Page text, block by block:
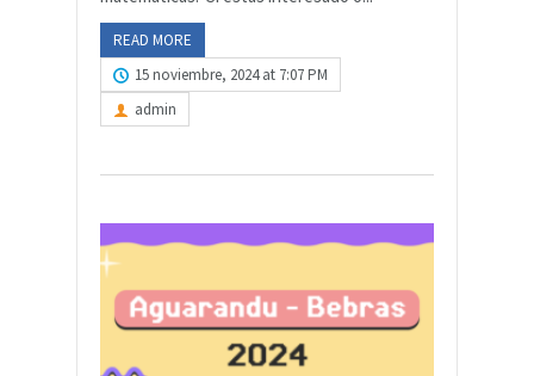
READ MORE
15 noviembre, 2024 at 7:07 PM
admin